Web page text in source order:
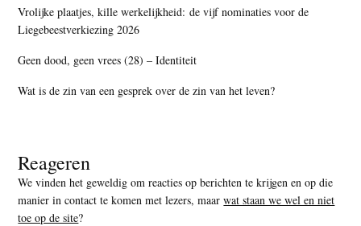
Vrolijke plaatjes, kille werkelijkheid: de vijf nominaties voor de
Liegebeestverkiezing 2026
Geen dood, geen vrees (28) – Identiteit
Wat is de zin van een gesprek over de zin van het leven?
Reageren
We vinden het geweldig om reacties op berichten te krijgen en op die
manier in contact te komen met lezers, maarwat staan we wel en niet
toe op de site?